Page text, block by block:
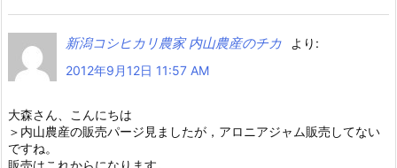
新潟コシヒカリ農家 内山農産のチカ
より:
2012年9月12日 11:57 AM
大森さん、こんにちは
＞内山農産の販売パージ見ましたが，アロニアジャム販売してない
ですね。